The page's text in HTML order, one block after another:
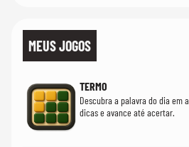
MEUS JOGOS
TERMO
Descubra a palavra do dia em
dicas e avance até acertar.